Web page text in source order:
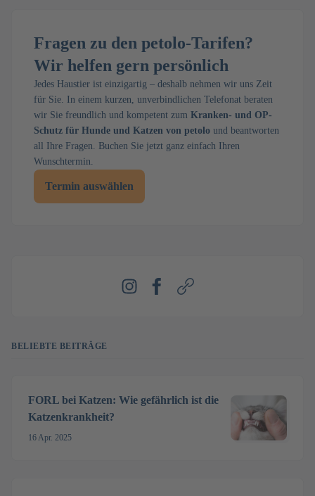
Fragen zu den petolo-Tarifen?
Wir helfen gern persönlich
Jedes Haustier ist einzigartig – deshalb nehmen wir uns Zeit
für Sie. In einem kurzen, unverbindlichen Telefonat beraten
wir Sie freundlich und kompetent zum Kranken- und OP-
Schutz für Hunde und Katzen von petolo und beantworten
all Ihre Fragen. Buchen Sie jetzt ganz einfach Ihren
Wunschtermin.
Termin auswählen
BELIEBTE BEITRÄGE
FORL bei Katzen: Wie gefährlich ist die
Katzenkrankheit?
16 Apr. 2025